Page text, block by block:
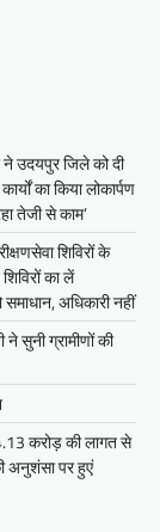
ने उदयपुर जिले को दी
का किया लोकार्पण
तेजी से काम’
शिविरों के
का लें
अधिकारी नहीं
सुनी ग्रामीणों की
करोड़ की लागत से
अनुशंसा पर हुएं
शिविर
माध्यम से
हाल में हो
2026
शर्मा ने
विकास
X